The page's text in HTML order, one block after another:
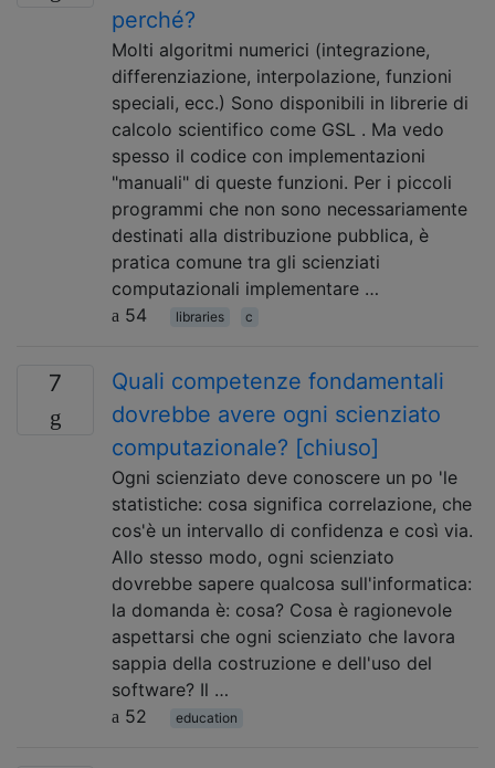
perché?
Molti algoritmi numerici (integrazione,
differenziazione, interpolazione, funzioni
speciali, ecc.) Sono disponibili in librerie di
calcolo scientifico come GSL . Ma vedo
spesso il codice con implementazioni
"manuali" di queste funzioni. Per i piccoli
programmi che non sono necessariamente
destinati alla distribuzione pubblica, è
pratica comune tra gli scienziati
computazionali implementare …
54
libraries c
7
Quali competenze fondamentali
dovrebbe avere ogni scienziato
computazionale? [chiuso]
Ogni scienziato deve conoscere un po 'le
statistiche: cosa significa correlazione, che
cos'è un intervallo di confidenza e così via.
Allo stesso modo, ogni scienziato
dovrebbe sapere qualcosa sull'informatica:
la domanda è: cosa? Cosa è ragionevole
aspettarsi che ogni scienziato che lavora
sappia della costruzione e dell'uso del
software? Il …
52
education